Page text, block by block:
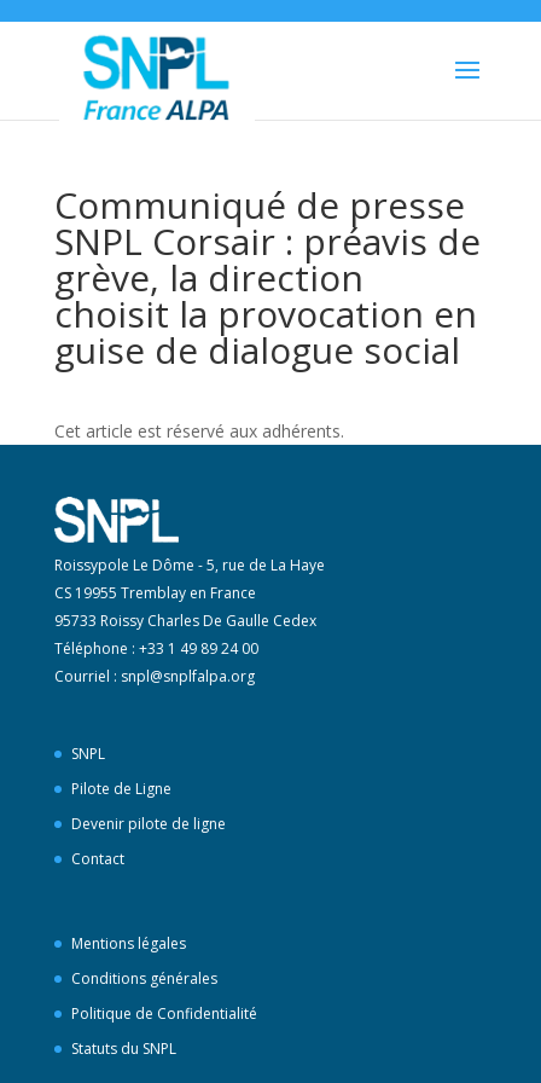
Communiqué de presse
SNPL Corsair : préavis de
grève, la direction
choisit la provocation en
guise de dialogue social
Cet article est réservé aux adhérents.
Roissypole Le Dôme - 5, rue de La Haye
CS 19955 Tremblay en France
95733 Roissy Charles De Gaulle Cedex
Téléphone : +33 1 49 89 24 00
Courriel : snpl@snplfalpa.org
SNPL
Pilote de Ligne
Devenir pilote de ligne
Contact
Mentions légales
Conditions générales
Politique de Confidentialité
Statuts du SNPL